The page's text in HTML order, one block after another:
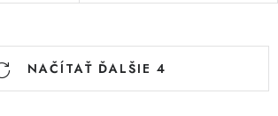
NAČÍTAŤ ĎALŠIE 4